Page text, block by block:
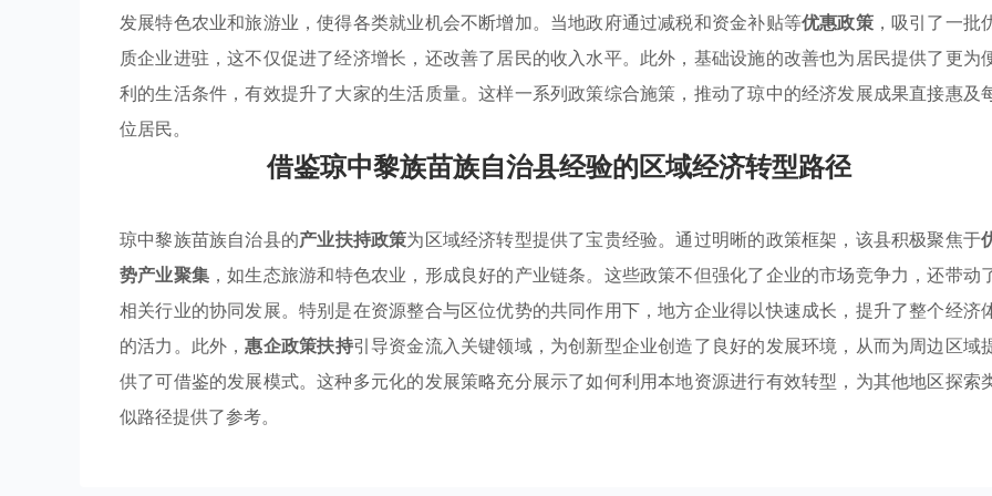
发展特色农业和旅游业，使得各类就业机会不断增加。当地政府通过减税和资金补贴等优惠政策，吸引了一批
质企业进驻，这不仅促进了经济增长，还改善了居民的收入水平。此外，基础设施的改善也为居民提供了更为
利的生活条件，有效提升了大家的生活质量。这样一系列政策综合施策，推动了琼中的经济发展成果直接惠及
位居民。
借鉴琼中黎族苗族自治县经验的区域经济转型路径
琼中黎族苗族自治县的产业扶持政策为区域经济转型提供了宝贵经验。通过明晰的政策框架，该县积极聚焦于
势产业聚集 ，如生态旅游和特色农业，形成良好的产业链条。这些政策不但强化了企业的市场竞争力，还带动
相关行业的协同发展。特别是在资源整合与区位优势的共同作用下，地方企业得以快速成长，提升了整个经济
的活力。此外，惠企政策扶持引导资金流入关键领域，为创新型企业创造了良好的发展环境，从而为周边区域
供了可借鉴的发展模式。这种多元化的发展策略充分展示了如何利用本地资源进行有效转型，为其他地区探索
似路径提供了参考。